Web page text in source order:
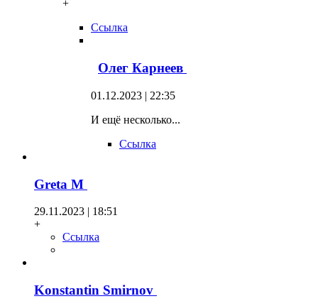
+
Ссылка
Олег Карнеев
01.12.2023 | 22:35
И ещё несколько...
Ссылка
Greta M
29.11.2023 | 18:51
+
Ссылка
Konstantin Smirnov